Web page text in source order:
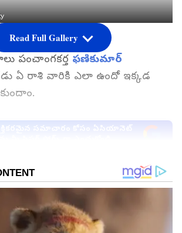
పంచాంగకర్త ఫణికుమార్
నేడు ఏ రాశి వారికి ఎలా ఉందో ఇక్కడ
సమాచారం కోసం ఏసియానెట్
Read Full Gallery